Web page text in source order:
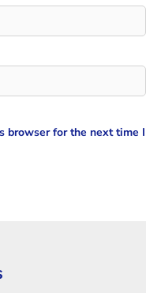
browser for the next time I